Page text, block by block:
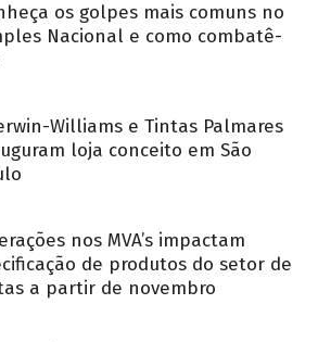
os golpes mais comuns no
Nacional e como combatê-
Williams e Tintas Palmares
loja conceito em São
nos MVA’s impactam
de produtos do setor de
a partir de novembro